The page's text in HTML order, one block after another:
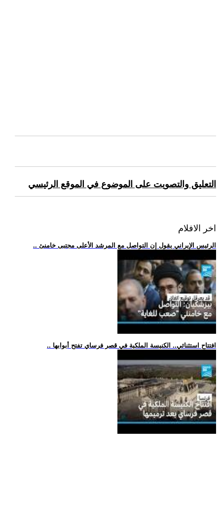
التعليق والتصويت على الموضوع في الموقع الرئيسي
اخر الافلام
.. الرئيس الإيراني يقول إن التواصل مع المرشد الأعلى مجتبى خامنئ
.. افتتاح استثنائي.. الكنيسة الملكية في قصر فرساي تفتح أبوابها